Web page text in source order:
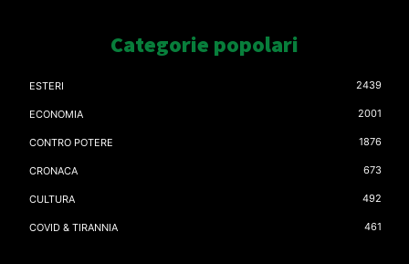
Categorie popolari
ESTERI 2439
ECONOMIA 2001
CONTRO POTERE 1876
CRONACA 673
CULTURA 492
COVID & TIRANNIA 461